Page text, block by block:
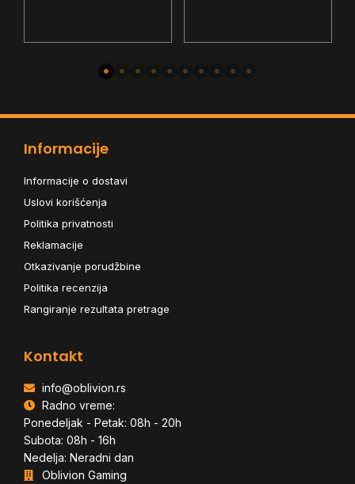
Informacije
Informacije o dostavi
Uslovi korišćenja
Politika privatnosti
Reklamacije
Otkazivanje porudžbine
Politika recenzija
Rangiranje rezultata pretrage
Kontakt
info@oblivion.rs
Radno vreme:
Ponedeljak - Petak: 08h - 20h
Subota: 08h - 16h
Nedelja: Neradni dan
Oblivion Gaming